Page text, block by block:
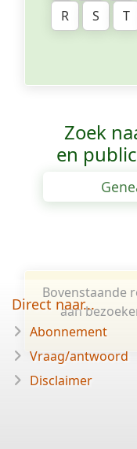
R
S T
Zoek
en
Bovenstaande
aan
Direct naar...
Abonnement
Vraag/antwoord
Disclaimer